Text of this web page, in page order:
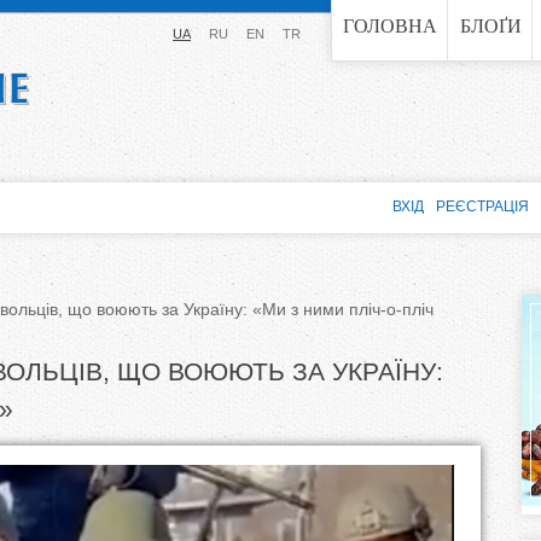
Jump to navigation ГОЛОВНА БЛОҐИ
UA RU EN TR
що воюють за Україну: «Ми з ними пліч-о-пліч
ЩО ВОЮЮТЬ ЗА УКРАЇНУ:
ВХІД РЕЄСТРАЦІЯ